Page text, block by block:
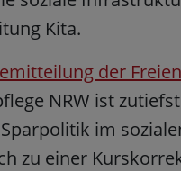
Kita.
der
NRW ist
im
zu einer